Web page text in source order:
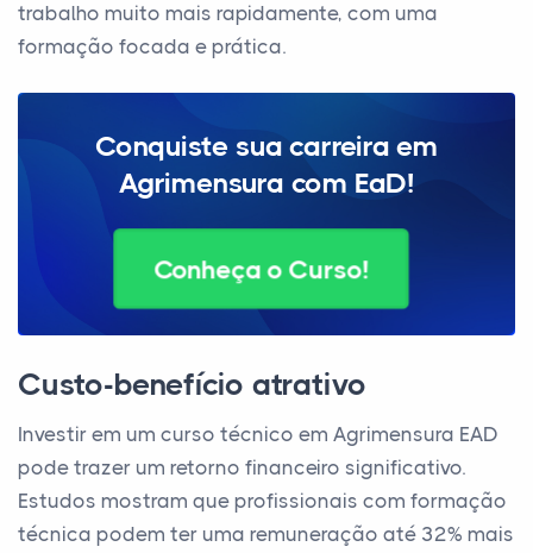
trabalho muito mais rapidamente, com uma
formação focada e prática.
Conquiste sua carreira em
Agrimensura com EaD!
Conheça o Curso!
Custo-benefício atrativo
Investir em um curso técnico em Agrimensura EAD
pode trazer um retorno financeiro significativo.
Estudos mostram que profissionais com formação
técnica podem ter uma remuneração até 32% mais